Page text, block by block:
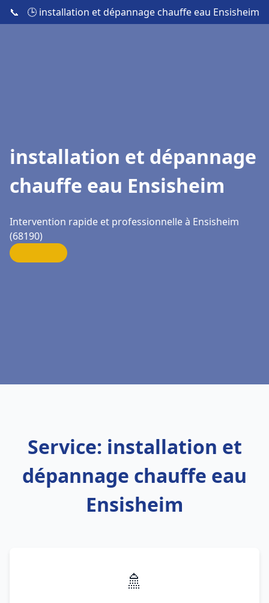
📞 🕒 installation et dépannage chauffe eau Ensisheim
installation et dépannage
chauffe eau Ensisheim
Intervention rapide et professionnelle à Ensisheim
(68190)
Service: installation et
dépannage chauffe eau
Ensisheim
🚿